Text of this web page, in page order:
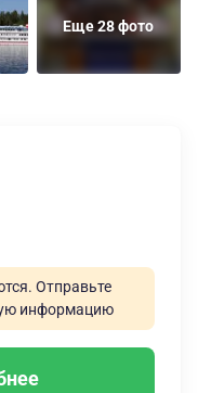
Еще 28 фото
Отправьте
информацию